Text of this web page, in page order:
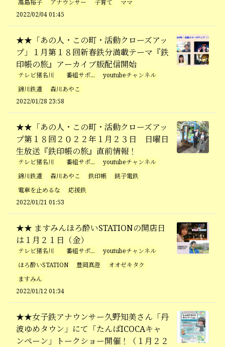
高島裕子 アナウンサー 子育て
ママ
2022/02/04 01:45
★★「あの人・この町・活動クローズアッ
プ」１月第１８回新春鉄分満載テーマ『鉄
印帳の旅』アーカイブ版配信開始
テレビ猪名川 番組サポ...
youtubeチャンネル
錦川鉄道
森川あやこ
2022/01/28 23:58
★★「あの人・この町・活動クローズアッ
プ第１８回２０２２年１月２３日 日曜日
生放送『鉄印帳の旅』直前情報！
テレビ猪名川 番組サポ...
youtubeチャンネル
錦川鉄道
森川あやこ 鉄印帳
銚子電鉄
電車を止めるな
応援鉄
2022/01/21 01:53
★★ ますみんほろ酔いSTATIONの開店日
は１月２１日（金）
テレビ猪名川 番組サポ...
youtubeチャンネル
ほろ酔いSTATION
豊岡真澄
オオゼキタク
ますみん
2022/01/12 01:34
★★女子鉄アナウンサー久野知美さん「丹
波ゆめタウン」にて「たんばICOCAキャ
ンペーン」トークショー開催！（１月２２